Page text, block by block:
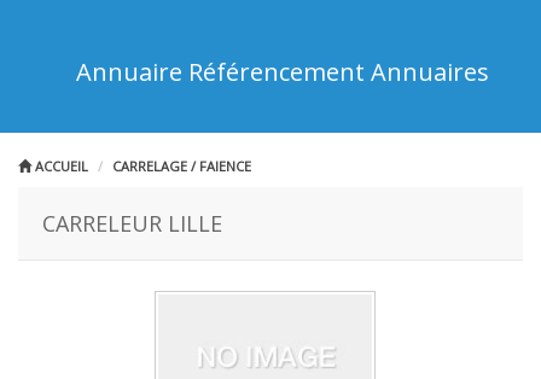
Annuaire Référencement Annuaires
ACCUEIL CARRELAGE / FAIENCE
CARRELEUR LILLE